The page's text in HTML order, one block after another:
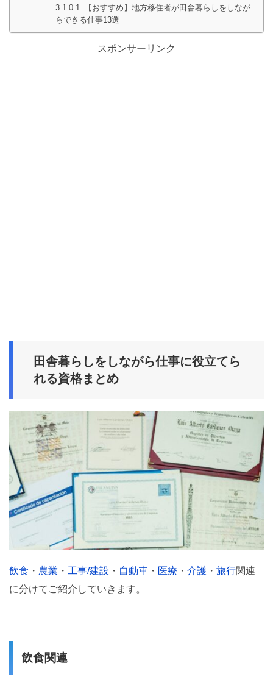
【おすすめ】地方移住者が田舎暮らしをしなが
らできる仕事13選
スポンサーリンク
田舎暮らしをしながら仕事に役立てら
れる資格まとめ
飲食 ・ 農業 ・ 工事/建設 ・ 自動車 ・ 医療 ・ 介護 ・ 旅行関連
に分けてご紹介していきます。
飲食関連